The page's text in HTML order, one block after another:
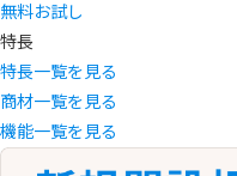
無料お試し
特長
特長一覧を見る
商材一覧を見る
機能一覧を見る